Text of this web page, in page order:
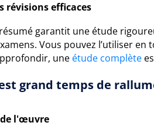
révisions efficaces
garantit une étude
Vous pouvez l’utiliser
une étude complète
grand temps de
l'œuvre